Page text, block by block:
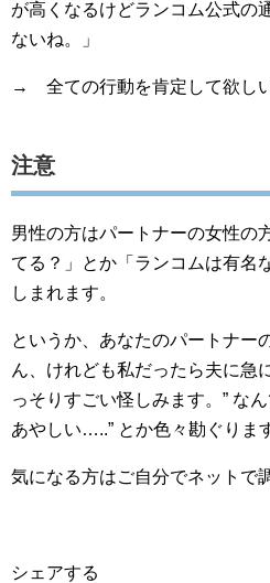
が高くなるけどランコム公式の
ないね。」
→ 全ての行動を肯定して欲し
注意
男性の方はパートナーの女性の
てる？」とか「ランコムは有名
しまれます。
というか、あなたのパートナー
ん、けれども私だったら夫に急
っそりすごい怪しみます。” な
あやしい…..” とか色々勘ぐりま
気になる方はご自分でネットで
シェアする